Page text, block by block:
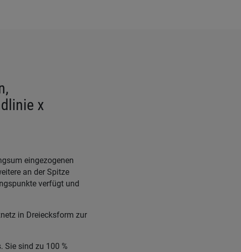
x
eingezogenen
an der Spitze
verfügt und
in Dreiecksform zur
Sie sind zu 100 %